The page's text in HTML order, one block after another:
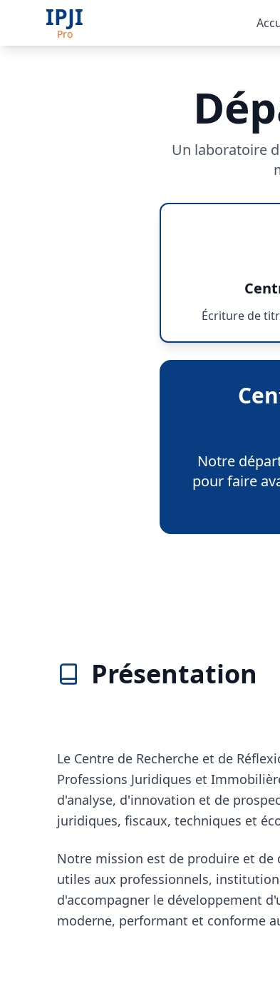
IPJI
Pro
Un laboratoire
Écriture de
Notre
pour faire
Présentation
Le Centre de Recherche et de
Professions Juridiques et
d'analyse, d'innovation et de
juridiques, fiscaux, techniques et
Notre mission est de produire et de
utiles aux professionnels,
d'accompagner le développement
moderne, performant et conforme